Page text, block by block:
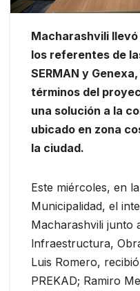
Macharashvili
los referentes de
SERMAN y
términos del
una solución a la
ubicado en zona
la ciudad.
Este miércoles, en
Municipalidad, el
Macharashvili junto
lnfraestructura,
Luis Romero,
PREKAD; Ramiro